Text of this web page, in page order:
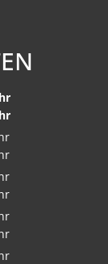
bis 12:30 Uhr
bis 18:00 Uhr
bis 12:30 Uhr
bis 17:00 Uhr
bis 12:30 Uhr
bis 17:00 Uhr
bis 12:30 Uhr
bis 17:00 Uhr